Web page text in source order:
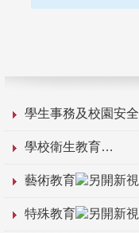
學生事務及校園安全
學校衛生教育
藝術教育
特殊教育